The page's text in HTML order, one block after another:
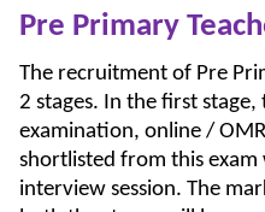
Pre Primary
The recruitment of Pre
2 stages. In the first
examination, online /
shortlisted from this
interview session. The